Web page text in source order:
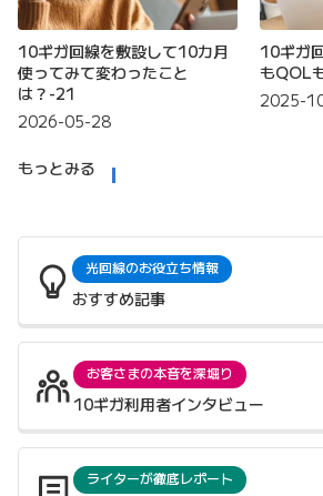
10ギガ回線を敷設して10カ月
使ってみて変わったこと
は？-21
2026-05-28
10ギガ
もQOL
2025-
もっとみる
光回線のお役立ち情報
おすすめ記事
お客さまの本音を深堀り
10ギガ利用者インタビュー
ライターが徹底レポート